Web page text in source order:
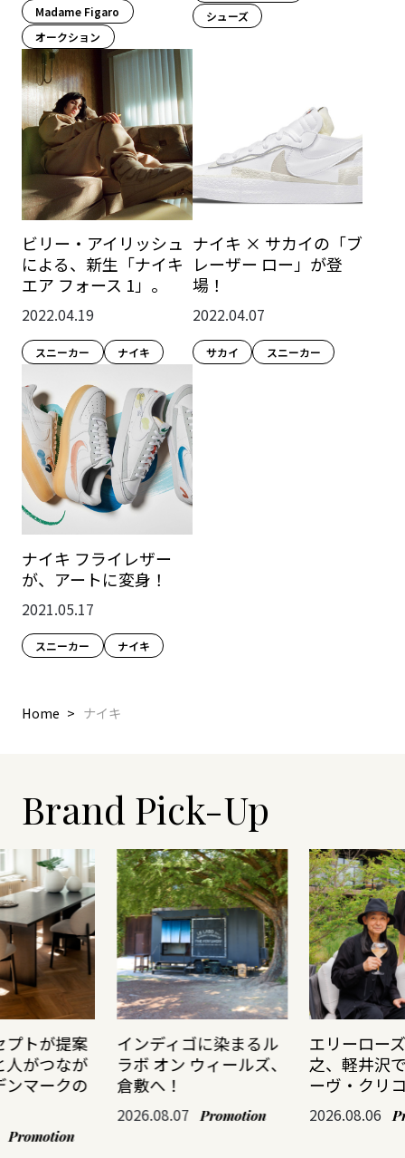
Madame Figaro
オークション
シューズ
ビリー・アイリッシュ
による、新生「ナイキ
エア フォース 1」。
2022.04.19
スニーカー ナイキ
ナイキ × サカイの「ブ
レーザー ロー」が登
場！
2022.04.07
サカイ スニーカー
ナイキ フライレザー
が、アートに変身！
2021.05.17
スニーカー ナイキ
Home ナイキ
Brand Pick-Up
プトが提案
人がつなが
ンマークの
Promotion
インディゴに染まるル
ラボ オン ウィールズ、
倉敷へ！
2026.08.07 Promotion
エリーロー
之、軽井沢
ーヴ・クリ
2026.08.06